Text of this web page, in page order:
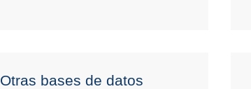
Otras bases de datos